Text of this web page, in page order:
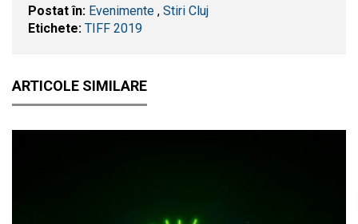
Postat în: Evenimente , Stiri Cluj
Etichete: TIFF 2019
ARTICOLE SIMILARE